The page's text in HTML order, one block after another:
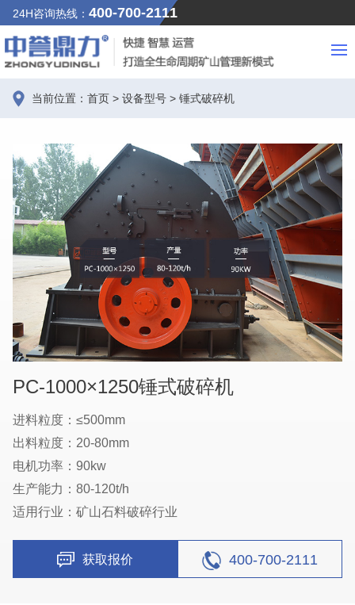
24H咨询热线： 400-700-2111
当前位置： 首页 > 设备型号 > 锤式破碎机
PC-1000×1250锤式破碎机
进料粒度：≤500mm
出料粒度：20-80mm
电机功率：90kw
生产能力：80-120t/h
适用行业：矿山石料破碎行业
获取报价 400-700-2111